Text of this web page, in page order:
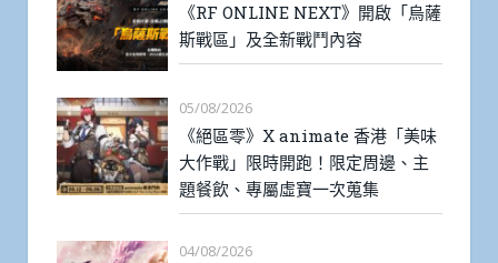
《RF ONLINE NEXT》開啟「烏薩
斯戰區」及全新戰鬥內容
05/08/2026
《絕區零》X animate 香港「美味
大作戰」限時開跑！限定周邊、主
題餐飲、專屬虛寶一次蒐集
04/08/2026